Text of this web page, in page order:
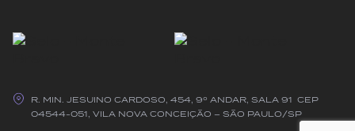
R. MIN. JESUINO CARDOSO, 454, 9º ANDAR, SALA 91 CEP
04544-051, VILA NOVA CONCEIÇÃO – SÃO PAULO/SP